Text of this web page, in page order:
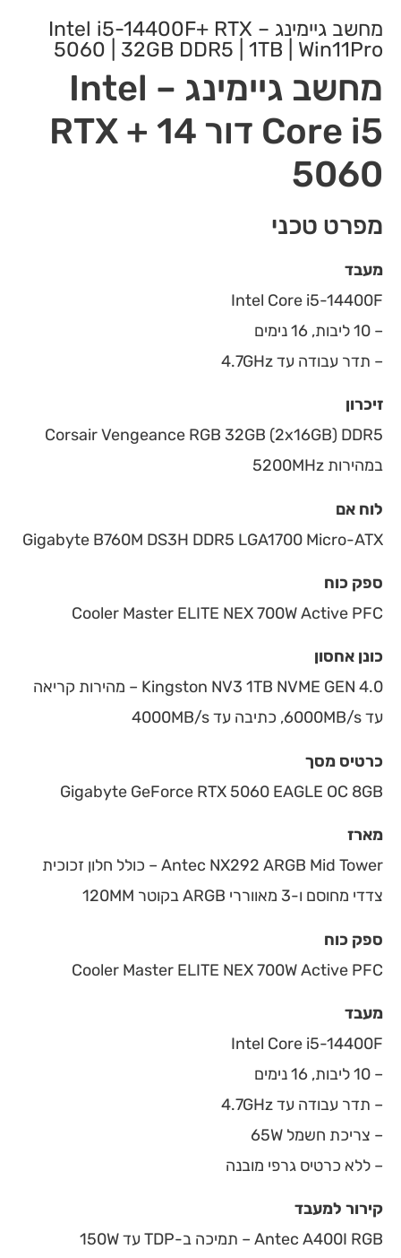
מחשב גיימינג – Intel i5-14400F+ RTX
5060 | 32GB DDR5 | 1TB | Win11Pro
מחשב גיימינג – Intel
Core i5 דור 14 + RTX
5060
מפרט טכני
מעבד
Intel Core i5-14400F
– 10 ליבות, 16 נימים
– תדר עבודה עד 4.7GHz
זיכרון
Corsair Vengeance RGB 32GB (2x16GB) DDR5
במהירות 5200MHz
לוח אם
Gigabyte B760M DS3H DDR5 LGA1700 Micro-ATX
ספק כוח
Cooler Master ELITE NEX 700W Active PFC
כונן אחסון
Kingston NV3 1TB NVME GEN 4.0 – מהירות קריאה
עד 6000MB/s, כתיבה עד 4000MB/s
כרטיס מסך
Gigabyte GeForce RTX 5060 EAGLE OC 8GB
מארז
Antec NX292 ARGB Mid Tower – כולל חלון זכוכית
צדדי מחוסם ו-3 מאווררי ARGB בקוטר 120MM
ספק כוח
Cooler Master ELITE NEX 700W Active PFC
מעבד
Intel Core i5-14400F
– 10 ליבות, 16 נימים
– תדר עבודה עד 4.7GHz
– צריכת חשמל 65W
– ללא כרטיס גרפי מובנה
קירור למעבד
Antec A400I RGB – תמיכה ב-TDP עד 150W